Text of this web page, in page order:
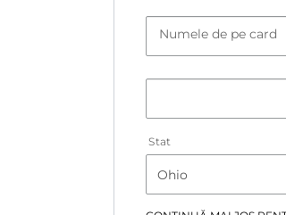
Numele de pe card
Stat